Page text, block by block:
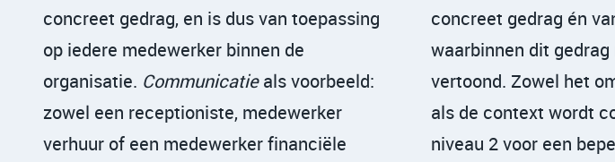
concreet gedrag, en is dus van toepassing
op iedere medewerker binnen de
organisatie. Communicatieals voorbeeld:
zowel een receptioniste, medewerker
verhuur of een medewerker financiële
concreet gedrag én
waarbinnen dit
vertoond. Zowel het
als de context wordt
niveau 2 voor een